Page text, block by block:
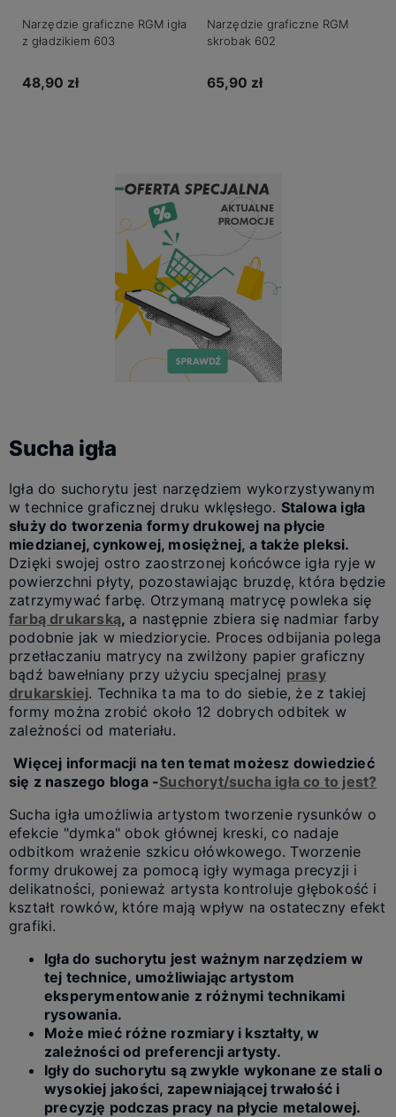
Narzędzie graficzne RGM igła
z gładzikiem 603
48,90 zł
Narzędzie graficzne RGM
skrobak 602
65,90 zł
Sucha igła
Igła do suchorytu jest narzędziem wykorzystywanym
w technice graficznej druku wklęsłego. Stalowa igła
służy do tworzenia formy drukowej na płycie
miedzianej, cynkowej, mosiężnej, a także pleksi.
Dzięki swojej ostro zaostrzonej końcówce igła ryje w
powierzchni płyty, pozostawiając bruzdę, która będzie
zatrzymywać farbę. Otrzymaną matrycę powleka się
farbą drukarską, a następnie zbiera się nadmiar farby
podobnie jak w miedziorycie. Proces odbijania polega
przetłaczaniu matrycy na zwilżony papier graficzny
bądź bawełniany przy użyciu specjalnej prasy
drukarskiej. Technika ta ma to do siebie, że z takiej
formy można zrobić około 12 dobrych odbitek w
zależności od materiału.
Więcej informacji na ten temat możesz dowiedzieć
się z naszego bloga -Suchoryt/sucha igła co to jest?
Sucha igła umożliwia artystom tworzenie rysunków o
efekcie "dymka" obok głównej kreski, co nadaje
odbitkom wrażenie szkicu ołówkowego. Tworzenie
formy drukowej za pomocą igły wymaga precyzji i
delikatności, ponieważ artysta kontroluje głębokość i
kształt rowków, które mają wpływ na ostateczny efekt
grafiki.
Igła do suchorytu jest ważnym narzędziem w
tej technice, umożliwiając artystom
eksperymentowanie z różnymi technikami
rysowania.
Może mieć różne rozmiary i kształty, w
zależności od preferencji artysty.
Igły do suchorytu są zwykle wykonane ze stali o
wysokiej jakości, zapewniającej trwałość i
precyzję podczas pracy na płycie metalowej.